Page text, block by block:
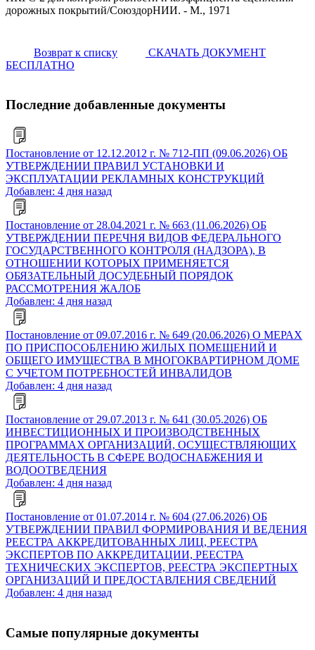
дорожных покрытий/СоюздорНИИ. - М., 1971
Возврат к списку
СКАЧАТЬ ДОКУМЕНТ
БЕСПЛАТНО
Последние добавленные документы
Постановление от 12.12.2012 г. № 712-ПП (09.06.2026) ОБ
УТВЕРЖДЕНИИ ПРАВИЛ УСТАНОВКИ И
ЭКСПЛУАТАЦИИ РЕКЛАМНЫХ КОНСТРУКЦИЙ
Добавлен: 4 дня назад
Постановление от 28.04.2021 г. № 663 (11.06.2026) ОБ
УТВЕРЖДЕНИИ ПЕРЕЧНЯ ВИДОВ ФЕДЕРАЛЬНОГО
ГОСУДАРСТВЕННОГО КОНТРОЛЯ (НАДЗОРА), В
ОТНОШЕНИИ КОТОРЫХ ПРИМЕНЯЕТСЯ
ОБЯЗАТЕЛЬНЫЙ ДОСУДЕБНЫЙ ПОРЯДОК
РАССМОТРЕНИЯ ЖАЛОБ
Добавлен: 4 дня назад
Постановление от 09.07.2016 г. № 649 (20.06.2026) О МЕРАХ
ПО ПРИСПОСОБЛЕНИЮ ЖИЛЫХ ПОМЕЩЕНИЙ И
ОБЩЕГО ИМУЩЕСТВА В МНОГОКВАРТИРНОМ ДОМЕ
С УЧЕТОМ ПОТРЕБНОСТЕЙ ИНВАЛИДОВ
Добавлен: 4 дня назад
Постановление от 29.07.2013 г. № 641 (30.05.2026) ОБ
ИНВЕСТИЦИОННЫХ И ПРОИЗВОДСТВЕННЫХ
ПРОГРАММАХ ОРГАНИЗАЦИЙ, ОСУЩЕСТВЛЯЮЩИХ
ДЕЯТЕЛЬНОСТЬ В СФЕРЕ ВОДОСНАБЖЕНИЯ И
ВОДООТВЕДЕНИЯ
Добавлен: 4 дня назад
Постановление от 01.07.2014 г. № 604 (27.06.2026) ОБ
УТВЕРЖДЕНИИ ПРАВИЛ ФОРМИРОВАНИЯ И ВЕДЕНИЯ
РЕЕСТРА АККРЕДИТОВАННЫХ ЛИЦ, РЕЕСТРА
ЭКСПЕРТОВ ПО АККРЕДИТАЦИИ, РЕЕСТРА
ТЕХНИЧЕСКИХ ЭКСПЕРТОВ, РЕЕСТРА ЭКСПЕРТНЫХ
ОРГАНИЗАЦИЙ И ПРЕДОСТАВЛЕНИЯ СВЕДЕНИЙ
Добавлен: 4 дня назад
Самые популярные документы